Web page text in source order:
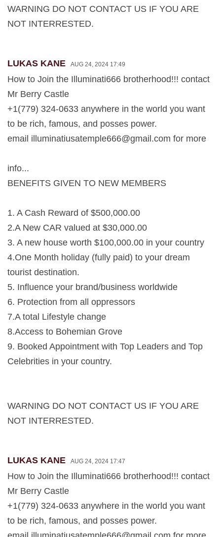
WARNING DO NOT CONTACT US IF YOU ARE
NOT INTERRESTED.
LUKAS KANE AUG 24, 2024 17:49
How to Join the Illuminati666 brotherhood!!! contact
Mr Berry Castle
+1(779) 324-0633 anywhere in the world you want
to be rich, famous, and posses power.
email illuminatiusatemple666@gmail.com for more
info...
BENEFITS GIVEN TO NEW MEMBERS
1. A Cash Reward of $500,000.00
2.A New CAR valued at $30,000.00
3. A new house worth $100,000.00 in your country
4.One Month holiday (fully paid) to your dream
tourist destination.
5. Influence your brand/business worldwide
6. Protection from all oppressors
7.A total Lifestyle change
8.Access to Bohemian Grove
9. Booked Appointment with Top Leaders and Top
Celebrities in your country.
WARNING DO NOT CONTACT US IF YOU ARE
NOT INTERRESTED.
LUKAS KANE AUG 24, 2024 17:47
How to Join the Illuminati666 brotherhood!!! contact
Mr Berry Castle
+1(779) 324-0633 anywhere in the world you want
to be rich, famous, and posses power.